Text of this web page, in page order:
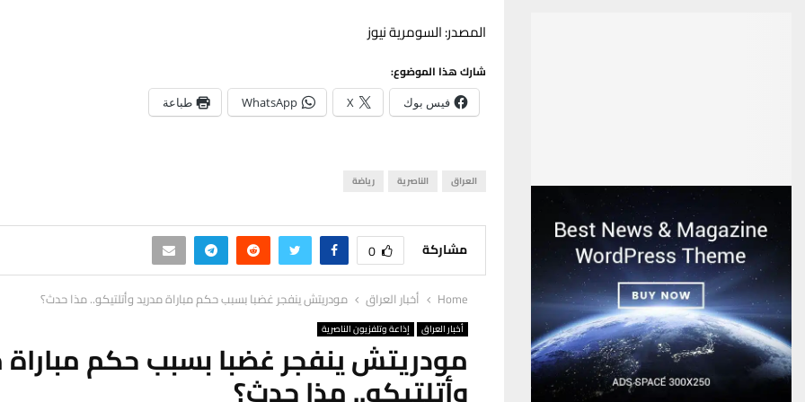
المصدر: السومرية نيوز
شارك هذا الموضوع:
فيس بوك X
WhatsApp طباعة
العراق الناصرية رياضة
مشاركة 0
Home أخبار العراق مودريتش ينفجر غضبا بسبب حكم مباراة مدريد وأتلتيكو.. مذا حدث؟
أخبار العراق إذاعة وتلفزيون الناصرية
مودريتش ينفجر غضبا بسبب حكم مباراة